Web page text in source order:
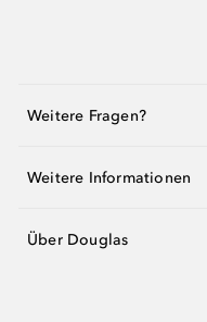
Weitere Fragen?
Weitere Informationen
Über Douglas